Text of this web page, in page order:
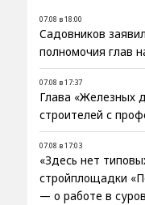
07.08 в 18:00
Садовников
полномочия глав
07.08 в 17:37
Глава «Железных
строителей с
07.08 в 17:03
«Здесь нет
стройплощадки
— о работе в